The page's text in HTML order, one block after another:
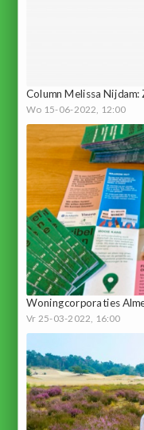
Column Melissa Nijdam:
Wo 15-06-2022, 12:00
Woningcorporaties
Vr 25-03-2022, 16:00